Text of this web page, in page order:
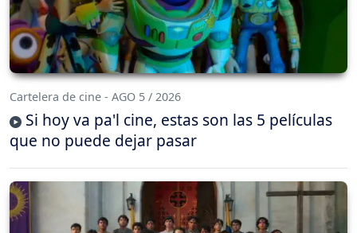
Cartelera de cine - AGO 5 / 2026
Si hoy va pa'l cine, estas son las 5 películas
que no puede dejar pasar